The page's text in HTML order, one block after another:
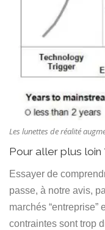
Les lunettes de réalité
Pour aller plus loin
Essayer de
passe, à notre avis,
marchés “entreprise”
contraintes sont trop